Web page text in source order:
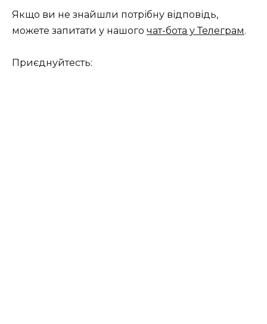
Якщо ви не знайшли потрібну відповідь,
можете запитати у нашого чат-бота у Телеграм.
Приєднуйтесть: